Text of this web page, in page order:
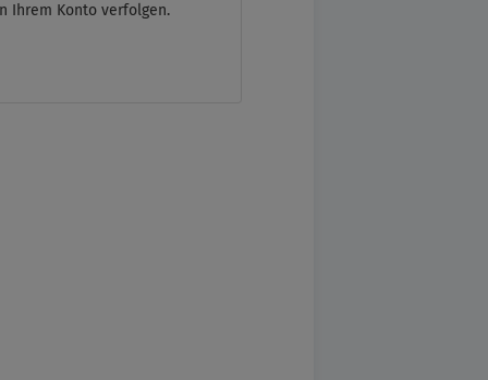
Ihrem Konto verfolgen.